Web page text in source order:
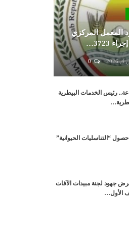
المعمل المركزي
3723…
0
رئيس الخدمات البيطرية
“التناسليات الحيوانية”
جهود لجنة مبيدات الآفات
الأول…